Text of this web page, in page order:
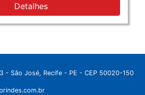
Detalhes
- São José, Recife - PE - CEP 50020-150